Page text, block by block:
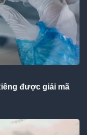
được giải mã